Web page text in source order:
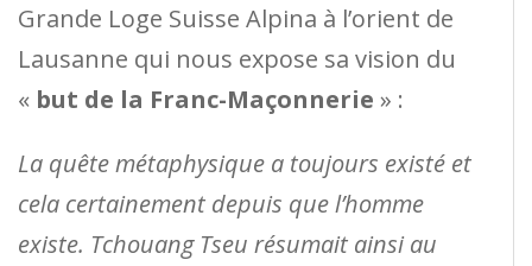
Grande Loge Suisse Alpina à l’orient de
Lausanne qui nous expose sa vision du
« but de la Franc-Maçonnerie » :
La quête métaphysique a toujours existé et
cela certainement depuis que l’homme
existe. Tchouang Tseu résumait ainsi au